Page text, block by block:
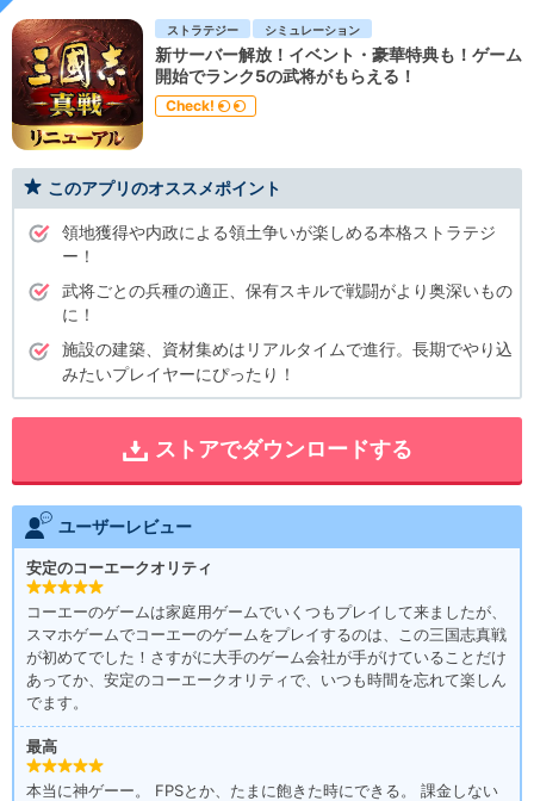
ストラテジー シミュレーション
新サーバー解放！イベント・豪華特典も！ゲーム
開始でランク5の武将がもらえる！
Check!
このアプリのオススメポイント
領地獲得や内政による領土争いが楽しめる本格ストラテジ
ー！
武将ごとの兵種の適正、保有スキルで戦闘がより奥深いもの
に！
施設の建築、資材集めはリアルタイムで進行。長期でやり込
みたいプレイヤーにぴったり！
ストアでダウンロードする
ユーザーレビュー
安定のコーエークオリティ
コーエーのゲームは家庭用ゲームでいくつもプレイして来ましたが、
スマホゲームでコーエーのゲームをプレイするのは、この三国志真戦
が初めてでした！さすがに大手のゲーム会社が手がけていることだけ
あってか、安定のコーエークオリティで、いつも時間を忘れて楽しん
でます。
最高
本当に神ゲーー。 FPSとか、たまに飽きた時にできる。 課金しない